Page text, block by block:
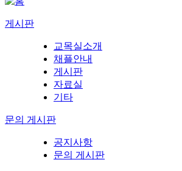
게시판
교목실소개
채플안내
게시판
자료실
기타
문의 게시판
공지사항
문의 게시판